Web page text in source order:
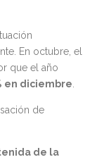
En octubre, el
que el año
en diciembre.
de
de la